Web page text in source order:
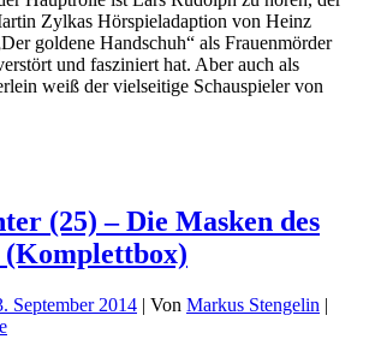
Zylkas Hörspieladaption von Heinz
goldene Handschuh“ als Frauenmörder
und fasziniert hat. Aber auch als
weiß der vielseitige Schauspieler von
(25) – Die Masken des
(Komplettbox)
September 2014 | Von Markus Stengelin |